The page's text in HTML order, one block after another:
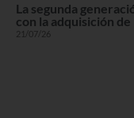
La segunda
con la adquisición
21/07/26